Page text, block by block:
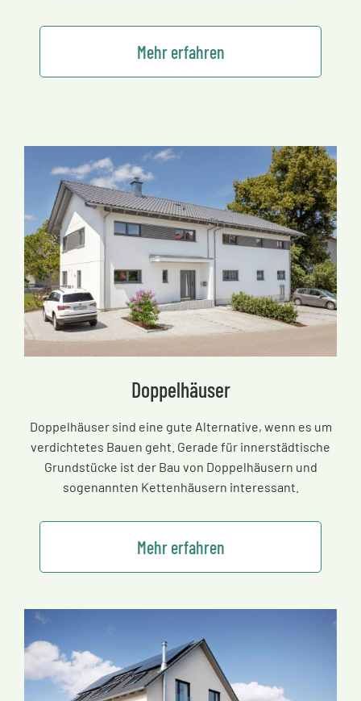
Mehr erfahren
Doppelhäuser
Doppelhäuser sind eine gute Alternative, wenn es um
verdichtetes Bauen geht. Gerade für innerstädtische
Grundstücke ist der Bau von Doppelhäusern und
sogenannten Kettenhäusern interessant.
Mehr erfahren